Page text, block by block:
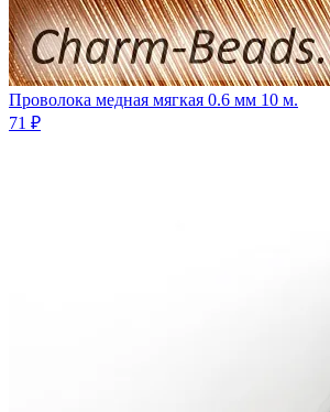
Проволока медная мягкая 0.6 мм 10 м.
71 ₽